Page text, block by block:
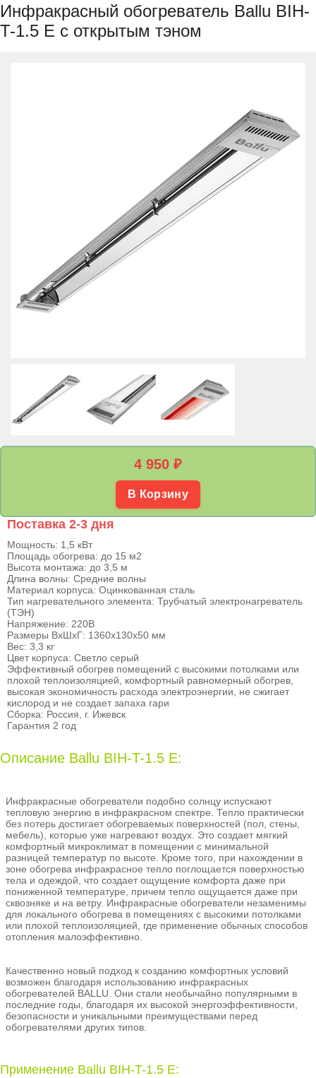
Инфракрасный обогреватель Ballu BIH-
T-1.5 E с открытым тэном
4 950 ₽
В Корзину
Поставка 2-3 дня
Мощность: 1,5 кВт
Площадь обогрева: до 15 м2
Высота монтажа: до 3,5 м
Длина волны: Средние волны
Материал корпуса: Оцинкованная сталь
Тип нагревательного элемента: Трубчатый электронагреватель
(ТЭН)
Напряжение: 220В
Размеры ВхШхГ: 1360х130х50 мм
Вес: 3,3 кг
Цвет корпуса: Светло серый
Эффективный обогрев помещений с высокими потолками или
плохой теплоизоляцией, комфортный равномерный обогрев,
высокая экономичность расхода электроэнергии, не сжигает
кислород и не создает запаха гари
Сборка: Россия, г. Ижевск
Гарантия 2 год
Описание Ballu BIH-T-1.5 E:
Инфракрасные обогреватели подобно солнцу испускают
тепловую энергию в инфракрасном спектре. Тепло практически
без потерь достигает обогреваемых поверхностей (пол, стены,
мебель), которые уже нагревают воздух. Это создает мягкий
комфортный микроклимат в помещении с минимальной
разницей температур по высоте. Кроме того, при нахождении в
зоне обогрева инфракрасное тепло поглощается поверхностью
тела и одеждой, что создает ощущение комфорта даже при
пониженной температуре, причем тепло ощущается даже при
сквозняке и на ветру. Инфракрасные обогреватели незаменимы
для локального обогрева в помещениях с высокими потолками
или плохой теплоизоляцией, где применение обычных способов
отопления малоэффективно.
Качественно новый подход к созданию комфортных условий
возможен благодаря использованию инфракрасных
обогревателей BALLU. Они стали необычайно популярными в
последние годы, благодаря их высокой энергоэффективности,
безопасности и уникальными преимуществами перед
обогревателями других типов.
Применение Ballu BIH-T-1.5 E: